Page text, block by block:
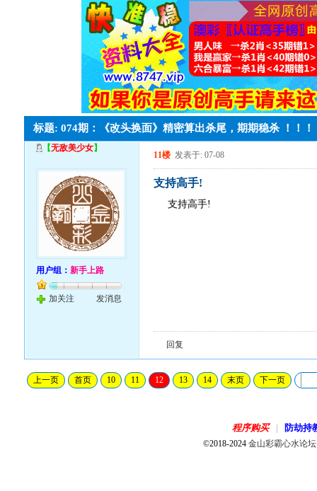
标题: 074期：《改头换面》精密算出杀尾，期期稳杀 ！！！
【无敌美少女】
用户组：新手上路
加关注 发消息
11楼 发表于: 07-08
支持高手!
支持高手!
回复
上一页 首页 10 11 12 13 14 末页 下一页
程序购买 防劫持
©2018-2024金山彩霸心水论坛